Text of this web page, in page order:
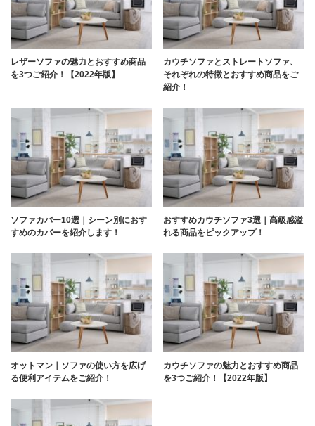
レザーソファの魅力とおすすめ商品
を3つご紹介！【2022年版】
カウチソファとストレートソファ、
それぞれの特徴とおすすめ商品をご
紹介！
ソファカバー10選｜シーン別におす
すめのカバーを紹介します！
おすすめカウチソファ3選｜高級感溢
れる商品をピックアップ！
オットマン｜ソファの使い方を広げ
る便利アイテムをご紹介！
カウチソファの魅力とおすすめ商品
を3つご紹介！【2022年版】